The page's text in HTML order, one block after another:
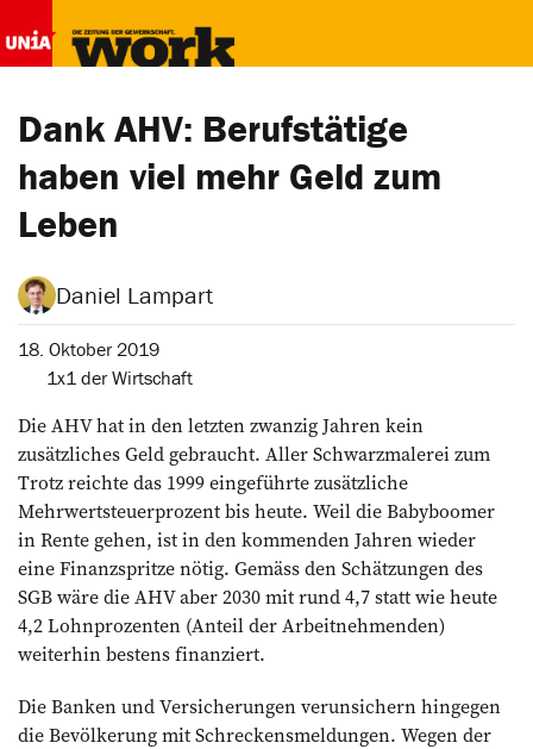
Dank AHV: Berufstätige
haben viel mehr Geld zum
Leben
Daniel Lampart
18. Oktober 2019
1x1 der Wirtschaft
Die AHV hat in den letzten zwanzig Jahren kein
zusätzliches Geld gebraucht. ­Aller Schwarzmalerei zum
Trotz reichte das 1999 eingeführte zusätzliche
Mehrwertsteuerprozent bis heute. Weil die Babyboomer
in Rente gehen, ist in den kommenden Jahren wieder
eine Finanzspritze nötig. Gemäss den Schätzungen des
SGB wäre die AHV aber 2030 mit rund 4,7 statt wie heute
4,2 Lohnprozenten (Anteil der ­Arbeitnehmenden)
weiterhin bestens finanziert.
Die Banken und Versicherungen verunsichern hingegen
die Bevölkerung mit Schreckensmeldungen. Wegen der